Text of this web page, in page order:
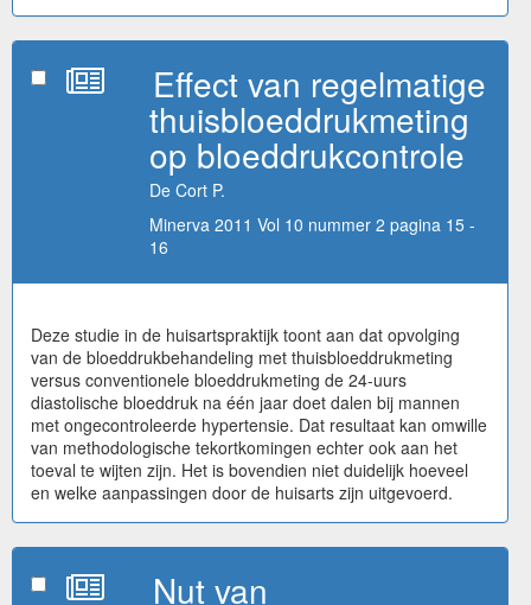
Effect van regelmatige
thuisbloeddrukmeting
op bloeddrukcontrole
De Cort P.
Minerva 2011 Vol 10 nummer 2 pagina 15 -
16
Deze studie in de huisartspraktijk toont aan dat opvolging
van de bloeddrukbehandeling met thuisbloeddrukmeting
versus conventionele bloeddrukmeting de 24-uurs
diastolische bloeddruk na één jaar doet dalen bij mannen
met ongecontroleerde hypertensie. Dat resultaat kan omwille
van methodologische tekortkomingen echter ook aan het
toeval te wijten zijn. Het is bovendien niet duidelijk hoeveel
en welke aanpassingen door de huisarts zijn uitgevoerd.
Nut van